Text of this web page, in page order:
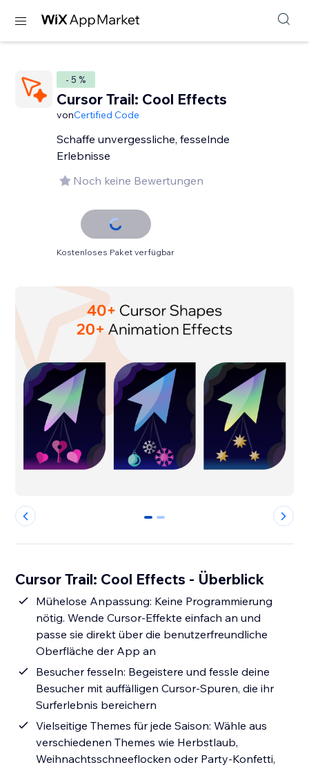
- 5 %
Cursor Trail: Cool Effects
vonCertified Code
Schaffe unvergessliche, fesselnde
Erlebnisse
Noch keine Bewertungen
Kostenloses Paket verfügbar
0 1
Cursor Trail: Cool Effects - Überblick
Mühelose Anpassung: Keine Programmierung
nötig. Wende Cursor-Effekte einfach an und
passe sie direkt über die benutzerfreundliche
Oberfläche der App an
Besucher fesseln: Begeistere und fessle deine
Besucher mit auffälligen Cursor-Spuren, die ihr
Surferlebnis bereichern
Vielseitige Themes für jede Saison: Wähle aus
verschiedenen Themes wie Herbstlaub,
Weihnachtsschneeflocken oder Party-Konfetti,